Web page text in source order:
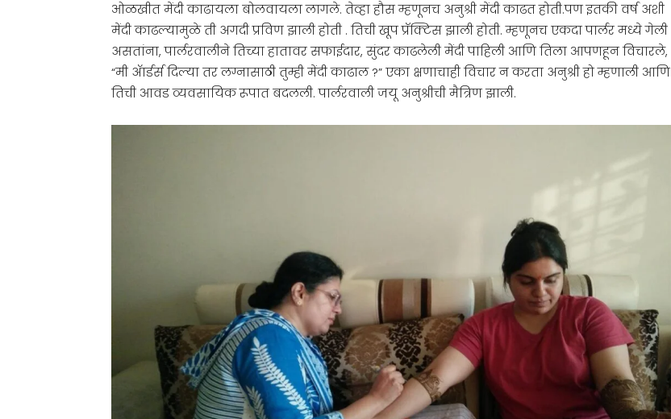
ओळखीत मेंदी काढायला बोलवायला लागले. तेव्हा हौस म्हणूनच अनुश्री मेंदी काढत होती.पण इतकी वर्ष अशी
मेंदी काढल्यामुळे ती अगदी प्रविण झाली होती . तिची खूप प्रॅक्टिस झाली होती. म्हणूनच एकदा पार्लर मध्ये गेली
असतांना, पार्लरवालीने तिच्या हातावर सफाईदार, सुंदर काढलेली मेंदी पाहिली आणि तिला आपणहून विचारले,
“मी ॲार्डर्स दिल्या तर लग्नासाठी तुम्ही मेंदी काढाल ?” एका क्षणाचाही विचार न करता अनुश्री हो म्हणाली आणि
तिची आवड व्यवसायिक रूपात बदलली. पार्लरवाली जयू अनुश्रीची मैत्रिण झाली.